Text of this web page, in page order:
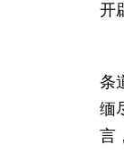
开
条
缅
言